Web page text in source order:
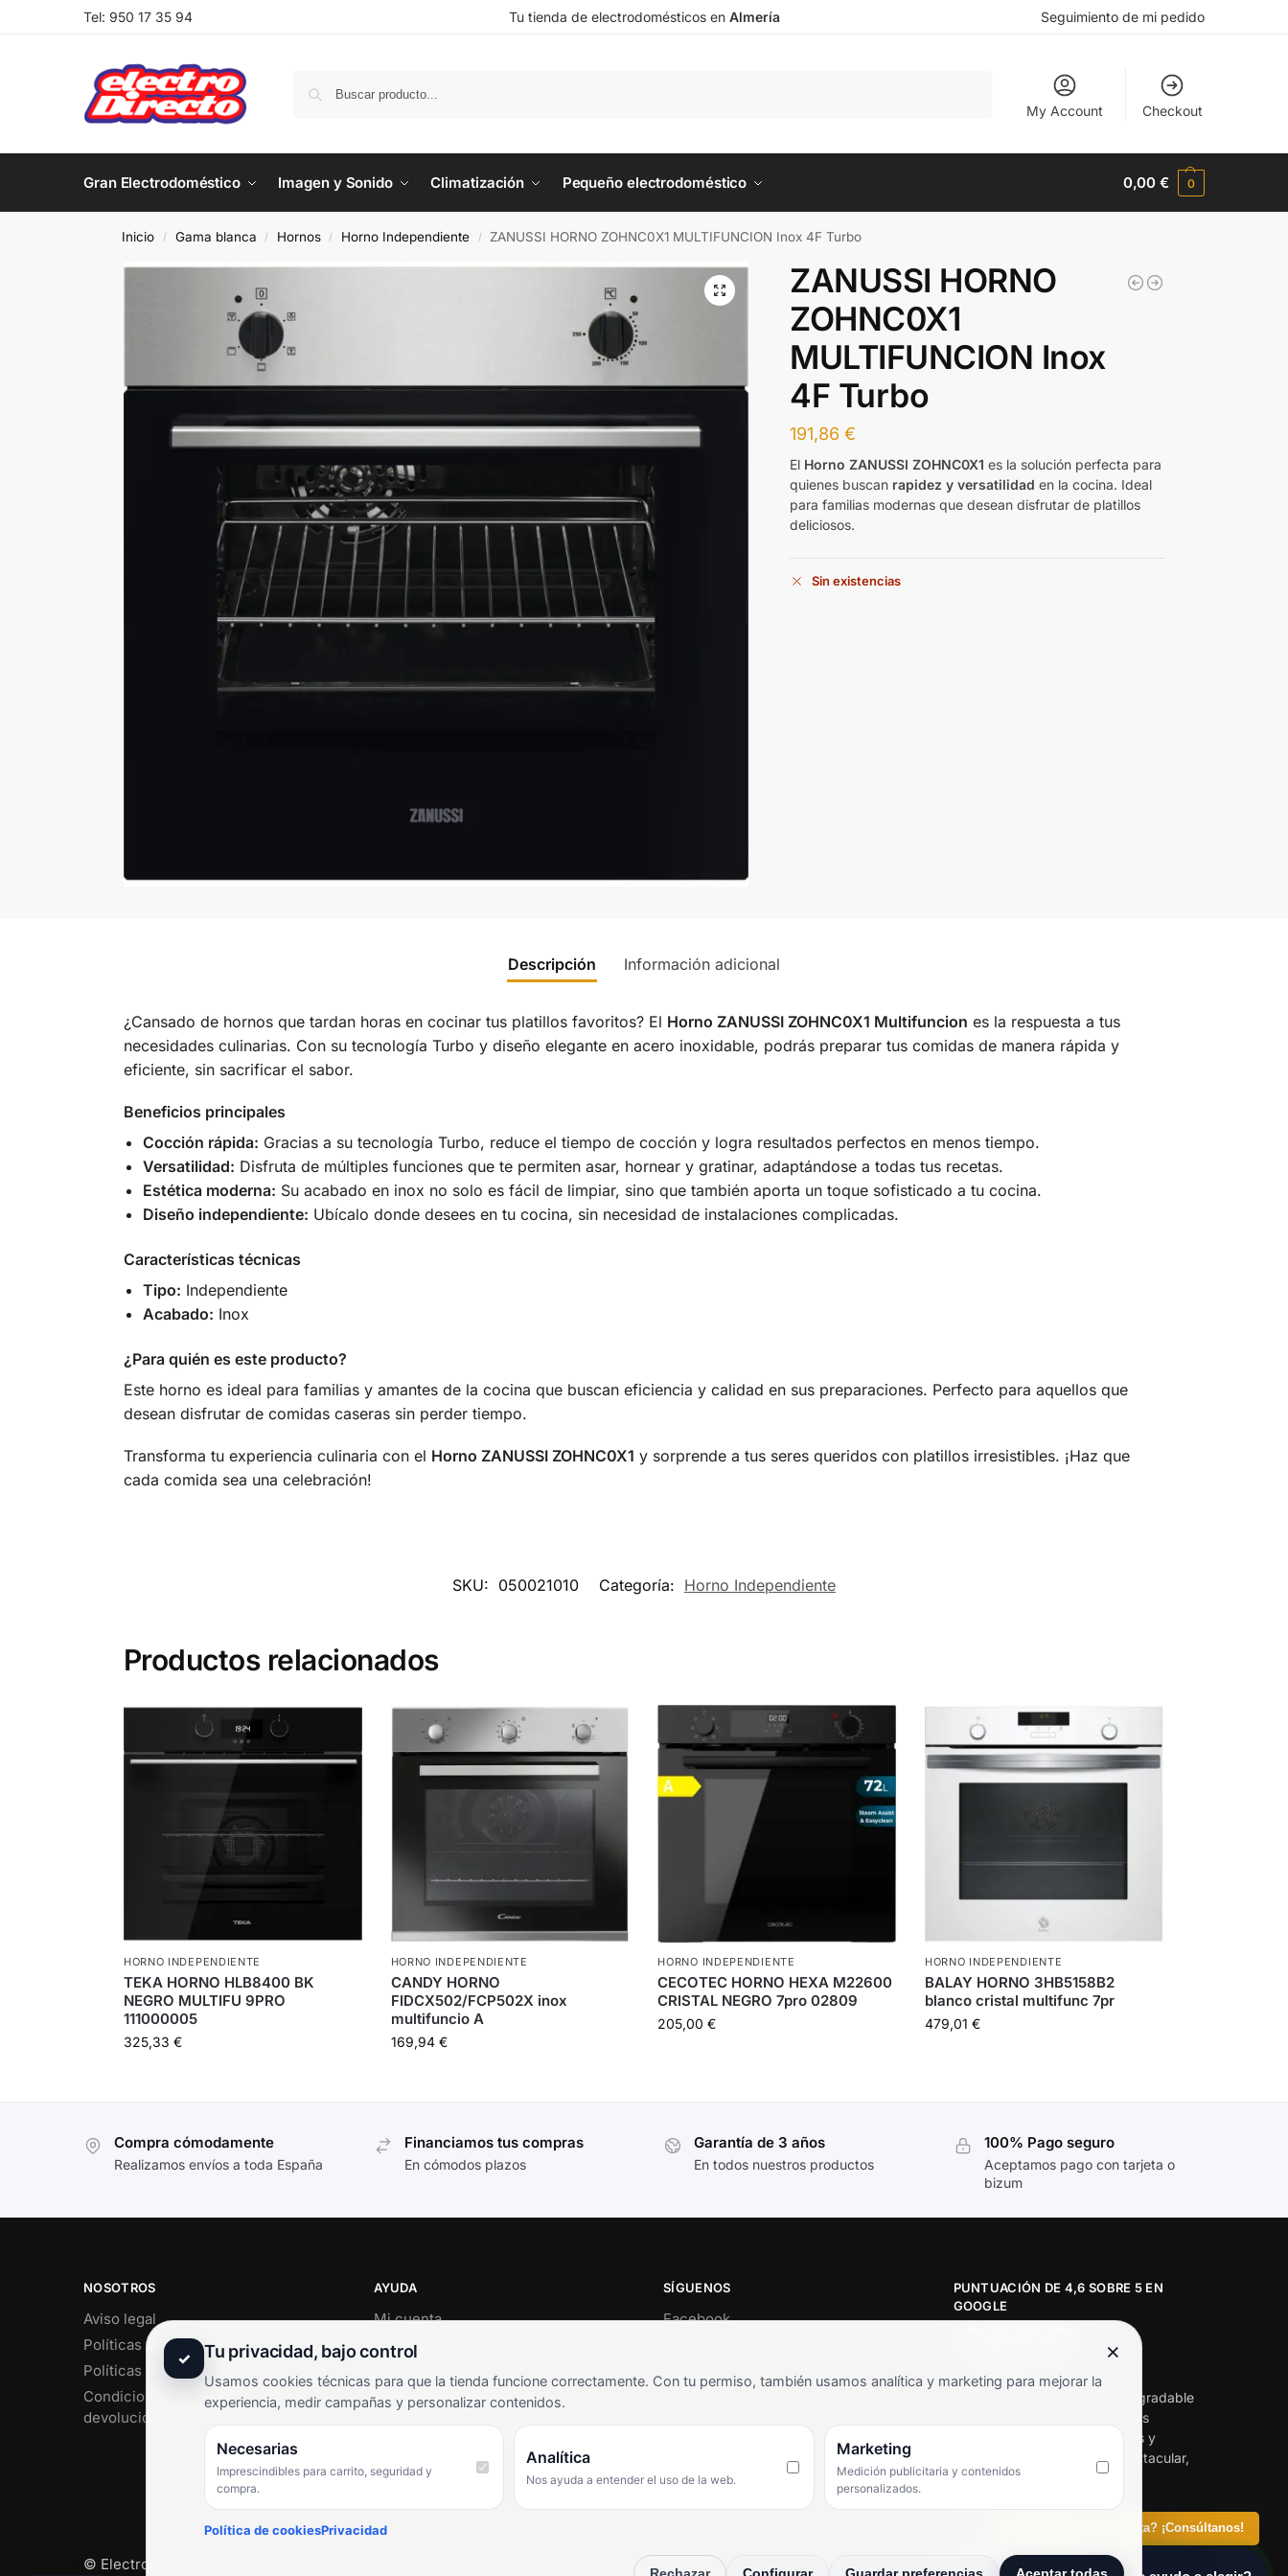
Tel: 950 17 35 94 Tu tienda de electrodomésticos en Almería Seguimiento de mi pedido
My Account Checkout
Gran Electrodoméstico Imagen y Sonido Climatización Pequeño electrodoméstico 0,00€ 0
Inicio / Gama blanca / Hornos / Horno Independiente / ZANUSSI HORNO ZOHNC0X1 MULTIFUNCION Inox 4F Turbo
ZANUSSI HORNO
ZOHNC0X1
MULTIFUNCION Inox
4F Turbo
191,86€
El Horno ZANUSSI ZOHNC0X1 es la solución perfecta para
quienes buscan rapidez y versatilidad en la cocina. Ideal
para familias modernas que desean disfrutar de platillos
deliciosos.
Sin existencias
¿Tienes alguna pregunta? ¡Consúltanos!
Descripción Información adicional
¿Cansado de hornos que tardan horas en cocinar tus platillos favoritos? El Horno ZANUSSI ZOHNC0X1 Multifuncion es la respuesta a tus
necesidades culinarias. Con su tecnología Turbo y diseño elegante en acero inoxidable, podrás preparar tus comidas de manera rápida y
eficiente, sin sacrificar el sabor.
Beneficios principales
Cocción rápida: Gracias a su tecnología Turbo, reduce el tiempo de cocción y logra resultados perfectos en menos tiempo.
Versatilidad: Disfruta de múltiples funciones que te permiten asar, hornear y gratinar, adaptándose a todas tus recetas.
Estética moderna: Su acabado en inox no solo es fácil de limpiar, sino que también aporta un toque sofisticado a tu cocina.
Diseño independiente: Ubícalo donde desees en tu cocina, sin necesidad de instalaciones complicadas.
Características técnicas
Tipo: Independiente
Acabado: Inox
¿Para quién es este producto?
Este horno es ideal para familias y amantes de la cocina que buscan eficiencia y calidad en sus preparaciones. Perfecto para aquellos que
desean disfrutar de comidas caseras sin perder tiempo.
Transforma tu experiencia culinaria con el Horno ZANUSSI ZOHNC0X1 y sorprende a tus seres queridos con platillos irresistibles. ¡Haz que
cada comida sea una celebración!
SKU: 050021010 Categoría: Horno Independiente
Productos relacionados
HORNO INDEPENDIENTE
TEKA HORNO HLB8400 BK
NEGRO MULTIFU 9PRO
111000005
325,33 €
HORNO INDEPENDIENTE
CANDY HORNO
FIDCX502/FCP502X inox
multifuncio A
169,94 €
HORNO INDEPENDIENTE
CECOTEC HORNO HEXA M22600
CRISTAL NEGRO 7pro 02809
205,00€
HORNO INDEPENDIENTE
BALAY HORNO 3HB5158B2
blanco cristal multifunc 7pr
479,01€
Compra cómodamente
Realizamos envíos a toda España
Financiamos tus compras
En cómodos plazos
Garantía de 3 años
En todos nuestros productos
100% Pago seguro
Aceptamos pago con tarjeta o
bizum
NOSOTROS
Aviso legal
Políticas de privacidad
Políticas de cookies
Condiciones de envío y
devoluciones
AYUDA
Mi cuenta
Soporte al cliente
Términos y condiciones
Preguntas frecuentes
SÍGUENOS
Facebook
PUNTUACIÓN DE 4,6 SOBRE 5 EN
GOOGLE
★★★★★
«Servicio de calidad y trato agradable
con precios excelentes. Hemos
comprado en varias ocasiones y
siempre dan respuesta. Espectacular,
servicio de 10.»
© Electrodirecto 2026
✓ Tu privacidad, bajo control ×
Usamos cookies técnicas para que la tienda funcione correctamente. Con tu permiso, también usamos analítica y marketing para mejorar la
experiencia, medir campañas y personalizar contenidos.
Necesarias
Imprescindibles para carrito, seguridad y
compra.
Analítica
Nos ayuda a entender el uso de la web.
Marketing
Medición publicitaria y contenidos
personalizados.
Política de cookiesPrivacidad